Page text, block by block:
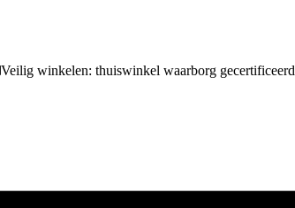
Veilig winkelen: thuiswinkel waarborg gecertificeerd